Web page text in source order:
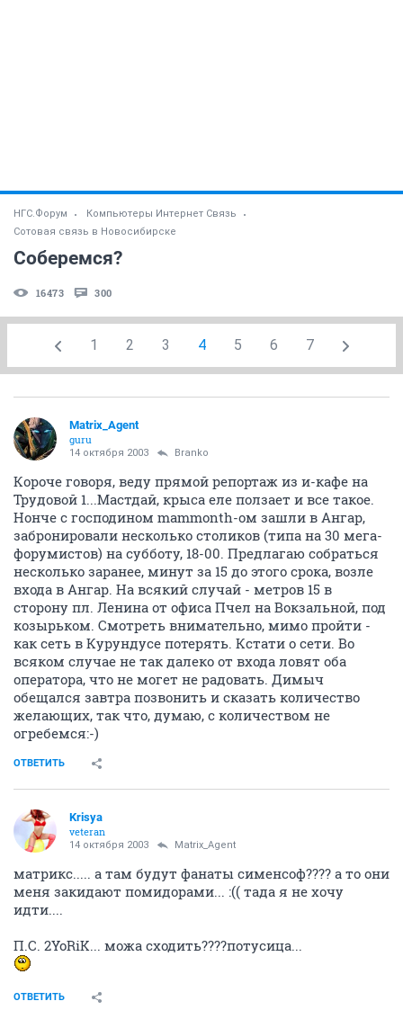
НГС.Форум
Компьютеры Интернет Связь
Сотовая связь в Новосибирске
Соберемся?
16473 300
1 2 3 4 5 6 7
Matrix_Agent
guru
14 октября 2003 Branko
Короче говоря, веду прямой репортаж из и-кафе на
Трудовой 1...Мастдай, крыса еле ползает и все такое.
Нонче с господином mammonth-ом зашли в Ангар,
забронировали несколько столиков (типа на 30 мега-
форумистов) на субботу, 18-00. Предлагаю собраться
несколько заранее, минут за 15 до этого срока, возле
входа в Ангар. На всякий случай - метров 15 в
сторону пл. Ленина от офиса Пчел на Вокзальной, под
козырьком. Смотреть внимательно, мимо пройти -
как сеть в Курундусе потерять. Кстати о сети. Во
всяком случае не так далеко от входа ловят оба
оператора, что не могет не радовать. Димыч
обещался завтра позвонить и сказать количество
желающих, так что, думаю, с количеством не
огребемся:-)
ОТВЕТИТЬ
Krisya
veteran
14 октября 2003 Matrix_Agent
матрикс..... а там будут фанаты сименсоф???? а то они
меня закидают помидорами... :(( тада я не хочу
идти....
П.С. 2YoRiK... можа сходить????потусица...
ОТВЕТИТЬ